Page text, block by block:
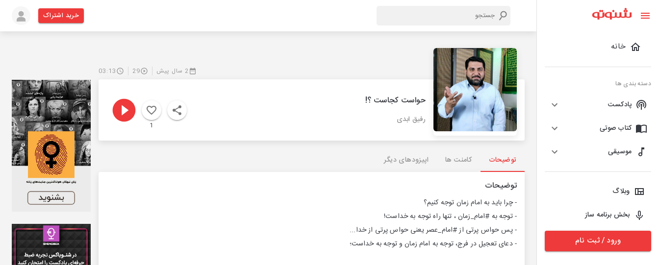
خانه
دسته بندی ها
پادکست
کتاب صوتی
موسیقی
وبلاگ
بخش برنامه ساز
ورود / ثبت نام
خرید اشتراک
2 سال پیش 29
03:13
حواست کجاست ؟!
رفیق ابدی
1
توضیحات کامنت ها اپیزودهای دیگر
توضیحات
- چرا باید به امام زمان توجه کنیم؟
- توجه به #امام_زمان ، تنها راه توجه به خداست!
- پس حواس پرتی از #امام_عصر یعنی حواس پرتی از خدا...
- دعای تعجیل در فرج، توجه به امام زمان و توجه به خداست؛